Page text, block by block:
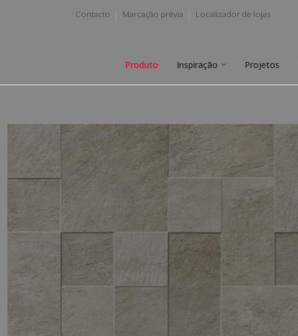
Contacto Marcação prévia Localizador de lojas
Produto Inspiração Projetos